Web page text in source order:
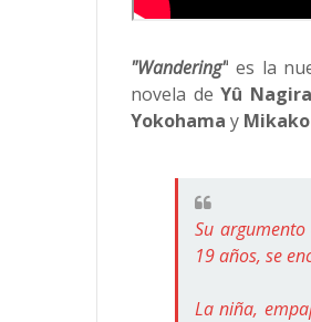
"Wandering" es la
novela deYû Nagira
Yokohama y
Su
19 años, se
La niña,